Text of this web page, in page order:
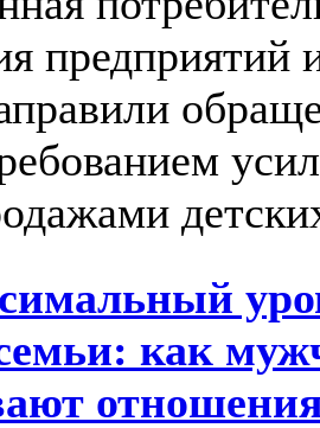
предприятий
как
отношения